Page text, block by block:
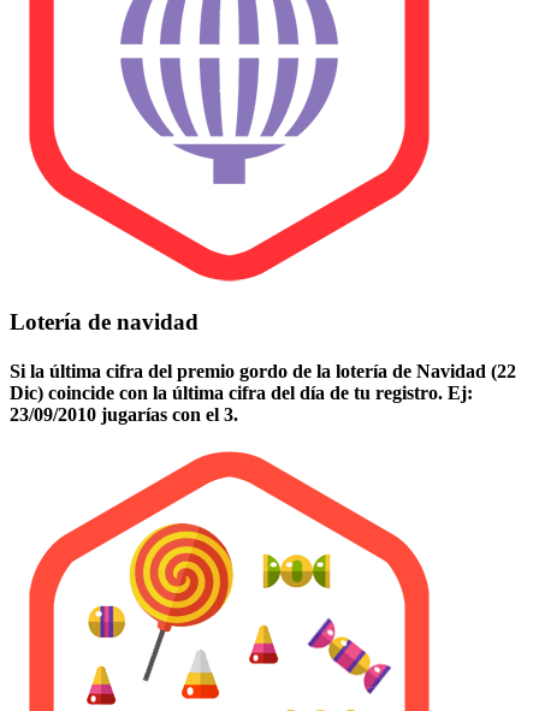
Lotería de navidad
Si la última cifra del premio gordo de la lotería de Navidad (22
Dic) coincide con la última cifra del día de tu registro. Ej:
23/09/2010 jugarías con el 3.